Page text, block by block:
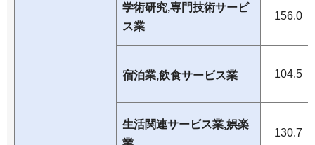
学術研究,専門技術サービ
ス業
156.0
宿泊業,飲食サービス業 104.5
生活関連サービス業,娯楽
130.7